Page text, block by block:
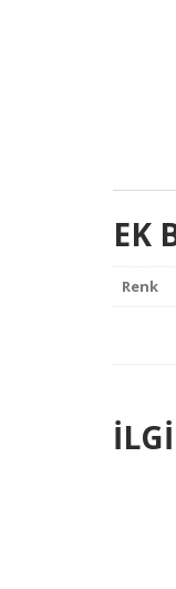
EK
Renk